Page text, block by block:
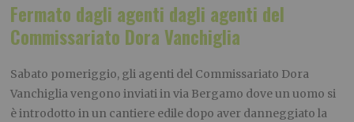
Fermato dagli agenti dagli agenti del
Commissariato Dora Vanchiglia
Sabato pomeriggio, gli agenti del Commissariato Dora
Vanchiglia vengono inviati in via Bergamo dove un uomo si
è introdotto in un cantiere edile dopo aver danneggiato la